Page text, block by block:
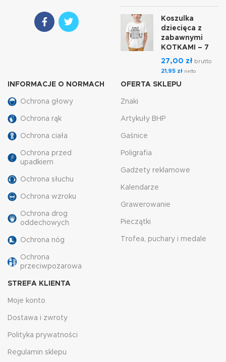
Koszulka
dziecięca z
zabawnymi
KOTKAMI – 7
27,00 zł brutto
21,95 zł netto
INFORMACJE O NORMACH
Ochrona głowy
Ochrona rąk
Ochrona ciała
Ochrona przed
upadkiem
Ochrona słuchu
Ochrona wzroku
Ochrona drog
oddechowych
Ochrona nóg
Ochrona
przeciwpożarowa
OFERTA SKLEPU
Znaki
Artykuły BHP
Gaśnice
Poligrafia
Gadżety reklamowe
Kalendarze
Grawerowanie
Pieczątki
Trofea, puchary i medale
STREFA KLIENTA
Moje konto
Dostawa i zwroty
Polityka prywatności
Regulamin sklepu